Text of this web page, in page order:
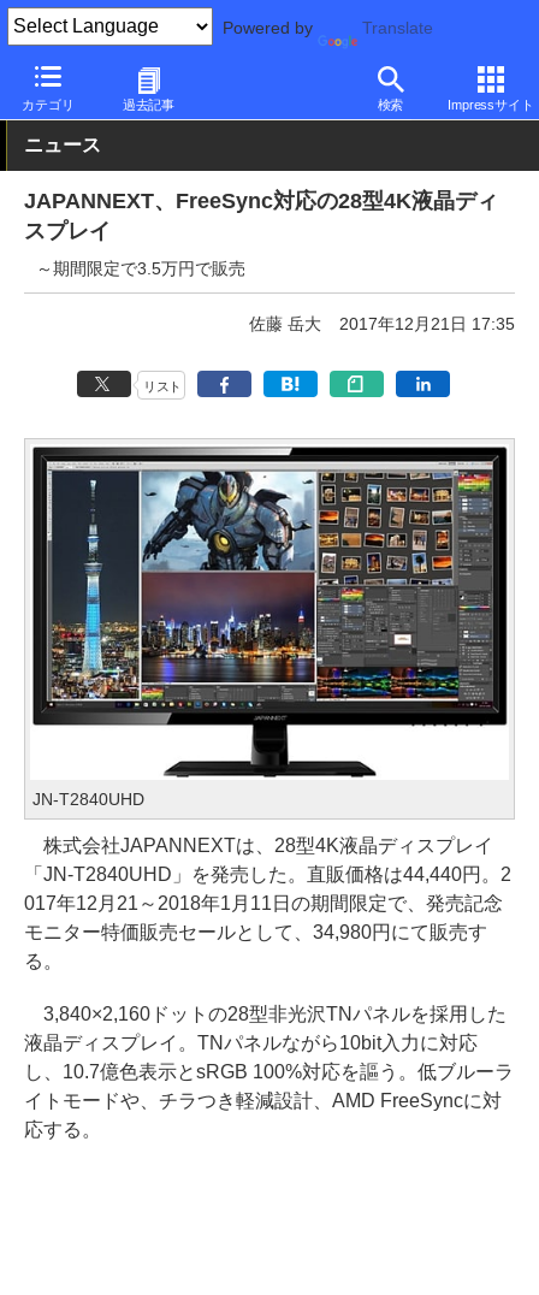
Powered by Translate
カテゴリ 過去記事 検索 Impressサイト
PC Watch 半導体/周辺機器 その他
ニュース
JAPANNEXT、FreeSync対応の28型4K液晶ディ
スプレイ
～期間限定で3.5万円で販売
佐藤 岳大 2017年12月21日 17:35
リスト
JN-T2840UHD
株式会社JAPANNEXTは、28型4K液晶ディスプレイ
「JN-T2840UHD」を発売した。直販価格は44,440円。2
017年12月21～2018年1月11日の期間限定で、発売記念
モニター特価販売セールとして、34,980円にて販売す
る。
3,840×2,160ドットの28型非光沢TNパネルを採用した
液晶ディスプレイ。TNパネルながら10bit入力に対応
し、10.7億色表示とsRGB 100%対応を謳う。低ブルーラ
イトモードや、チラつき軽減設計、AMD FreeSyncに対
応する。